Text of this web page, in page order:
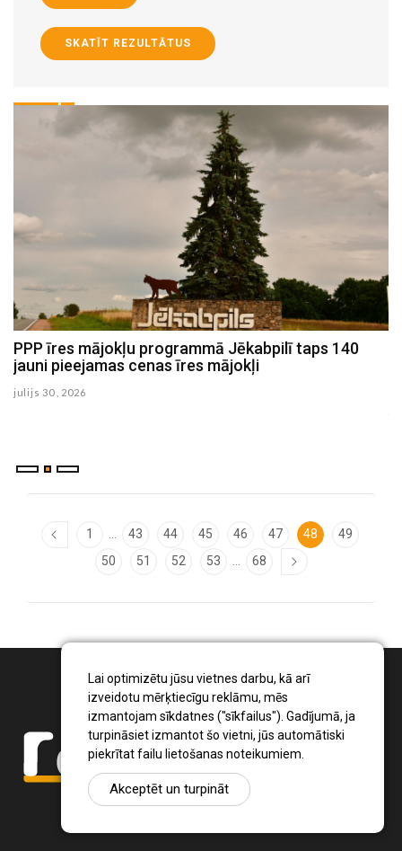
Lai optimizētu jūsu vietnes darbu, kā arī
izveidotu mērķtiecīgu reklāmu, mēs
izmantojam sīkdatnes ("sīkfailus"). Gadījumā, ja
turpināsiet izmantot šo vietni, jūs automātiski
piekrītat failu lietošanas noteikumiem.
Akceptēt un turpināt
SKATĪT REZULTĀTUS
PPP īres mājokļu programmā Jēkabpilī taps 140
jauni pieejamas cenas īres mājokļi
julijs 30 , 2026
Jēkabpils novada dome atbalsta vēja elektrostaciju
parka būvniecību Vīpes un Mežāres pagastu
1 43 44 45 46 47 48
49
50
51 52 53 68